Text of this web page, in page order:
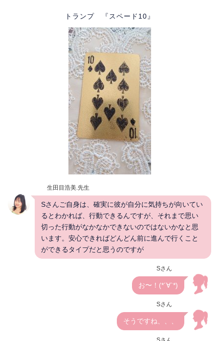
トランプ 『スペード10』
生田目浩美.先生
Sさんご自身は、確実に彼が自分に気持ちが向いてい
るとわかれば、行動できるんですが、それまで思い
切った行動がなかなかできないのではないかなと思
います。安心できればどんどん前に進んで行くこと
ができるタイプだと思うのですが
Sさん
お〜！(*´∀`*)
Sさん
そうですね、、、